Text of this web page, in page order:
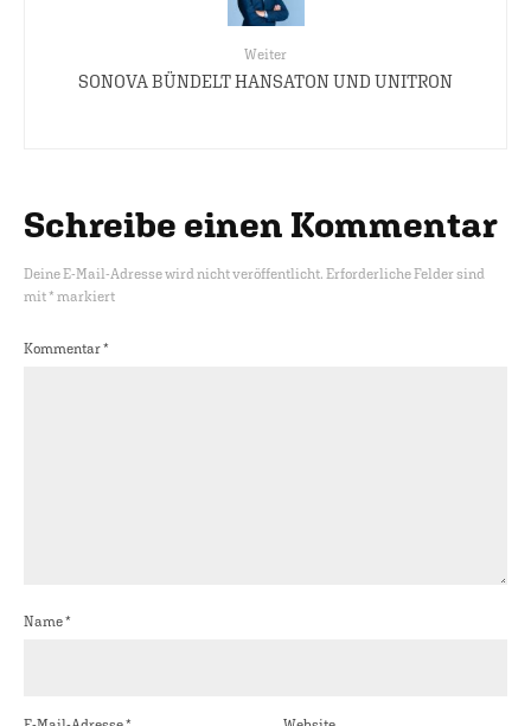
Weiter
SONOVA BÜNDELT HANSATON UND UNITRON
Schreibe einen Kommentar
Deine E-Mail-Adresse wird nicht veröffentlicht. Erforderliche Felder sind
mit* markiert
Kommentar*
Name*